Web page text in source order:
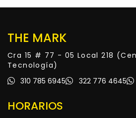
THE MARK
Cra 15 # 77 - 05 Local 218
Tecnología)
310 785 6945
322 776 4645
HORARIOS